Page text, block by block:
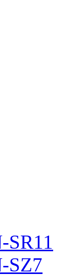
SR11
SZ7